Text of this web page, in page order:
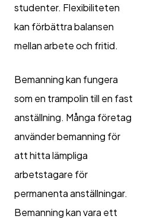
studenter. Flexibiliteten
kan förbättra balansen
mellan arbete och fritid.
Bemanning kan fungera
som en trampolin till en fast
anställning. Många företag
använder bemanning för
att hitta lämpliga
arbetstagare för
permanenta anställningar.
Bemanning kan vara ett